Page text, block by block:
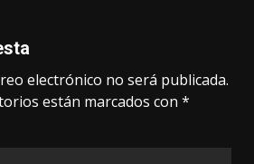
electrónico no será publicada.
están marcados con *